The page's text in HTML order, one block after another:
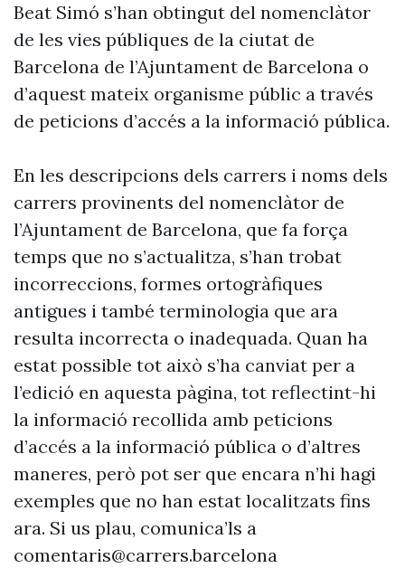
Beat Simó s’han obtingut del nomenclàtor
de les vies públiques de la ciutat de
Barcelona de l’Ajuntament de Barcelona o
d’aquest mateix organisme públic a través
de peticions d’accés a la informació pública.
En les descripcions dels carrers i noms dels
carrers provinents del nomenclàtor de
l’Ajuntament de Barcelona, que fa força
temps que no s’actualitza, s’han trobat
incorreccions, formes ortogràfiques
antigues i també terminologia que ara
resulta incorrecta o inadequada. Quan ha
estat possible tot això s’ha canviat per a
l’edició en aquesta pàgina, tot reflectint-hi
la informació recollida amb peticions
d’accés a la informació pública o d’altres
maneres, però pot ser que encara n’hi hagi
exemples que no han estat localitzats fins
ara. Si us plau, comunica’ls a
comentaris@carrers.barcelona